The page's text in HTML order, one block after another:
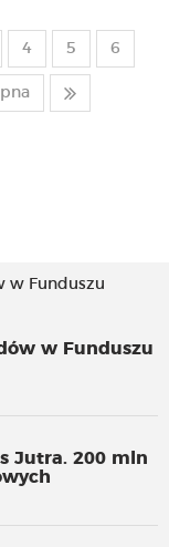
4 5 6
w Funduszu
Jutra. 200 mln